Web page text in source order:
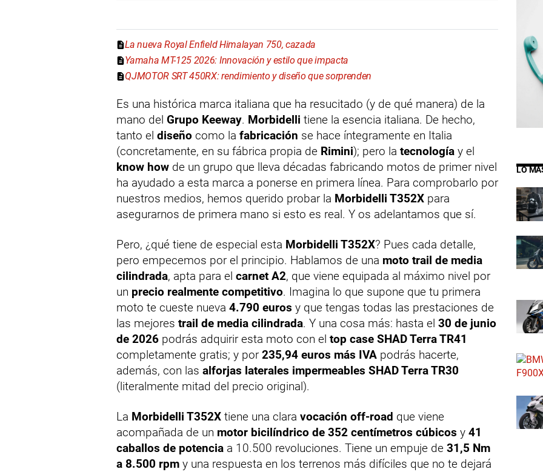
La nueva Royal Enfield Himalayan 750, cazada
Yamaha MT-125 2026: Innovación y estilo que impacta
QJMOTOR SRT 450RX: rendimiento y diseño que sorprenden
Es una histórica marca italiana que ha resucitado (y de qué manera) de la
mano del Grupo Keeway. Morbidelli tiene la esencia italiana. De hecho,
tanto el diseño como la fabricación se hace íntegramente en Italia
(concretamente, en su fábrica propia de Rimini); pero la tecnología y el
know how de un grupo que lleva décadas fabricando motos de primer nivel
ha ayudado a esta marca a ponerse en primera línea. Para comprobarlo por
nuestros medios, hemos querido probar la Morbidelli T352X para
asegurarnos de primera mano si esto es real. Y os adelantamos que sí.
Pero, ¿qué tiene de especial esta Morbidelli T352X? Pues cada detalle,
pero empecemos por el principio. Hablamos de una moto trail de media
cilindrada, apta para el carnet A2, que viene equipada al máximo nivel por
un precio realmente competitivo. Imagina lo que supone que tu primera
moto te cueste nueva 4.790 euros y que tengas todas las prestaciones de
las mejores trail de media cilindrada. Y una cosa más: hasta el 30 de junio
de 2026 podrás adquirir esta moto con el top case SHAD Terra TR41
completamente gratis; y por 235,94 euros más IVA podrás hacerte,
además, con las alforjas laterales impermeables SHAD Terra TR30
(literalmente mitad del precio original).
La Morbidelli T352X tiene una clara vocación off-road que viene
acompañada de un motor bicilíndrico de 352 centímetros cúbicos y 41
caballos de potencia a 10.500 revoluciones. Tiene un empuje de 31,5 Nm
a 8.500 rpm y una respuesta en los terrenos más difíciles que no te dejará
LO